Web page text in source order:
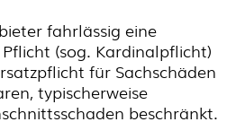
fahrlässig eine
(sog. Kardinalpflicht)
für Sachschäden
typischerweise
beschränkt.